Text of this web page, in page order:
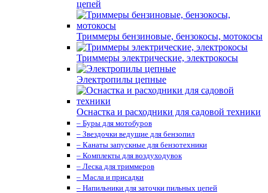
цепей
Триммеры бензиновые, бензокосы, мотокосы
Триммеры электрические, электрокосы
Электропилы цепные
Оснастка и расходники для садовой техники
– Буры для мотобуров
– Звездочки ведущие для бензопил
– Канаты запускные для бензотехники
– Комплекты для воздуходувок
– Леска для триммеров
– Масла и присадки
– Напильники для заточки пильных цепей